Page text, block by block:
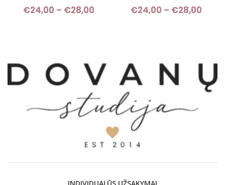
€24,00 – €28,00
Price range: €24,00 through
€24,00 – €28,00